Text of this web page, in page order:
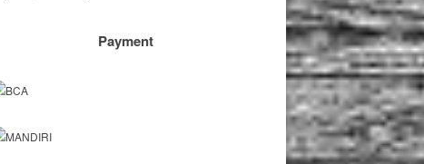
Payment